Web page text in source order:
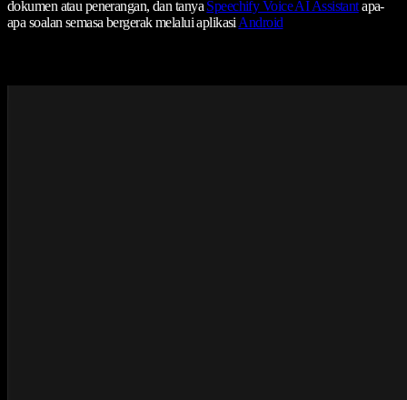
dokumen atau penerangan, dan tanyaSpeechify Voice AI Assistantapa-
apa soalan semasa bergerak melalui aplikasiAndroid